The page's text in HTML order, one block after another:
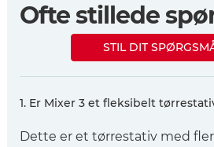
Ofte stillede
STIL DIT
1. Er Mixer 3 et fleksibelt
Dette er et tørrestativ med